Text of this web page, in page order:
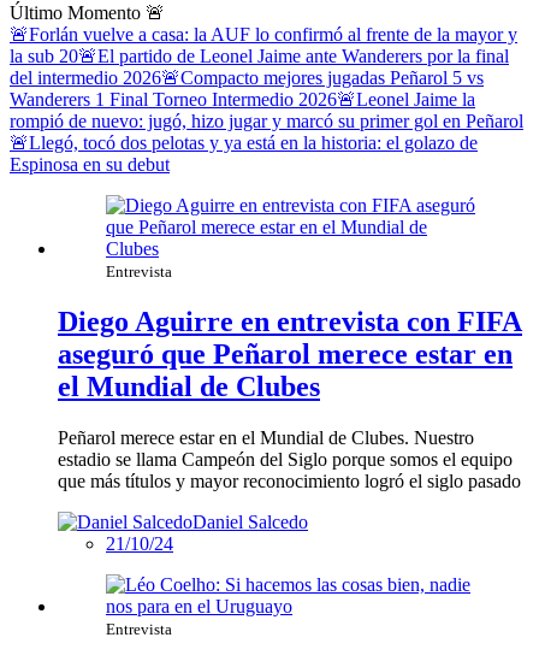
Último Momento 🚨
🚨Forlán vuelve a casa: la AUF lo confirmó al frente de la mayor y
la sub 20🚨El partido de Leonel Jaime ante Wanderers por la final
del intermedio 2026🚨Compacto mejores jugadas Peñarol 5 vs
Wanderers 1 Final Torneo Intermedio 2026🚨Leonel Jaime la
rompió de nuevo: jugó, hizo jugar y marcó su primer gol en Peñarol
🚨Llegó, tocó dos pelotas y ya está en la historia: el golazo de
Espinosa en su debut
Entrevista
Diego Aguirre en entrevista con FIFA
aseguró que Peñarol merece estar en
el Mundial de Clubes
Peñarol merece estar en el Mundial de Clubes. Nuestro
estadio se llama Campeón del Siglo porque somos el equipo
que más títulos y mayor reconocimiento logró el siglo pasado
Daniel Salcedo
21/10/24
Entrevista